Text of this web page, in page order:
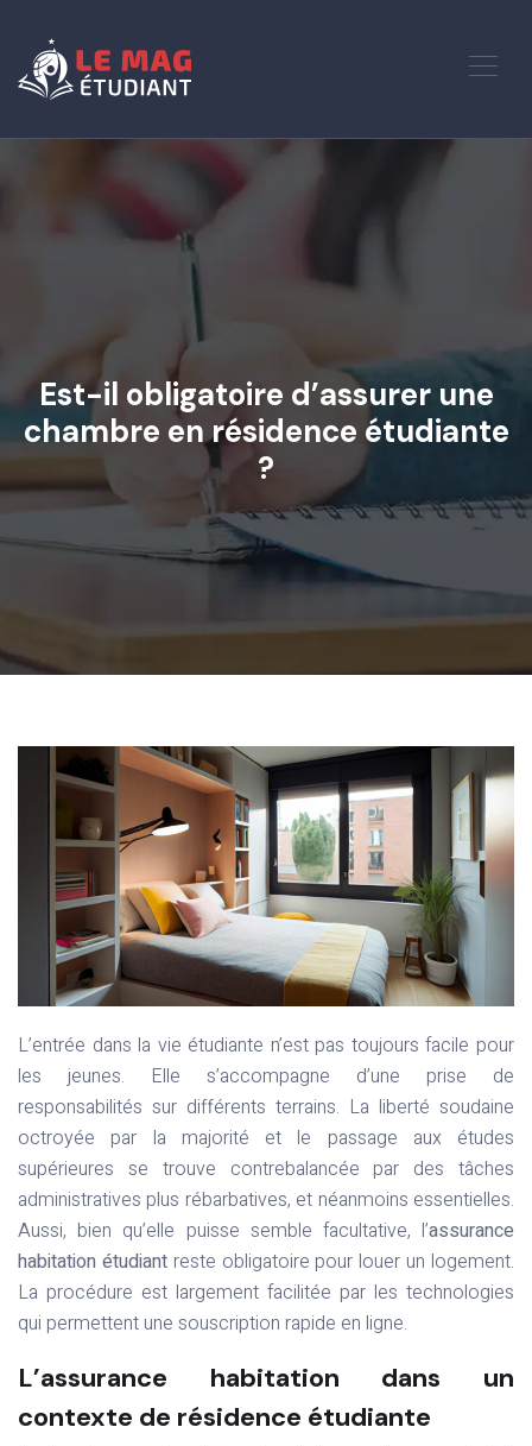
Est-il obligatoire d’assurer une
chambre en résidence étudiante
?
L’entrée dans la vie étudiante n’est pas toujours facile pour
les jeunes. Elle s’accompagne d’une prise de
responsabilités sur différents terrains. La liberté soudaine
octroyée par la majorité et le passage aux études
supérieures se trouve contrebalancée par des tâches
administratives plus rébarbatives, et néanmoins essentielles.
Aussi, bien qu’elle puisse semble facultative, l’assurance
habitation étudiantreste obligatoire pour louer un logement.
La procédure est largement facilitée par les technologies
qui permettent une souscription rapide en ligne.
L’assurance habitation dans un
contexte de résidence étudiante